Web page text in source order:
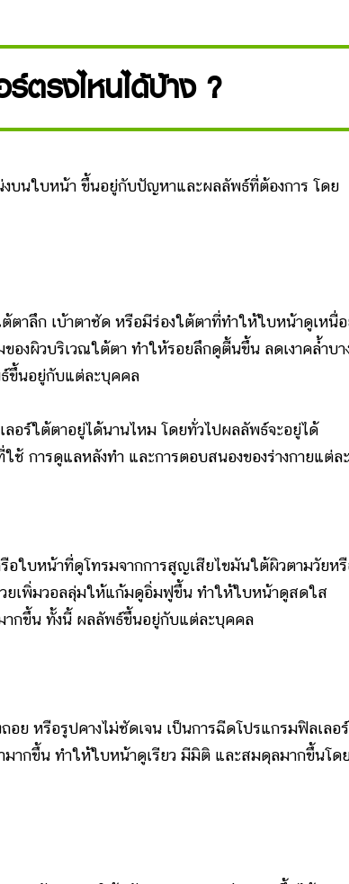
ตรงไหนได้บ้าง ?
ใบหน้า ขึ้นอยู่กับปัญหาและผลลัพธ์ที่ต้องการ โดย
ก เบ้าตาชัด หรือมีร่องใต้ตาที่ทำให้ใบหน้าดูเหนื่อ
องผิวบริเวณใต้ตา ทำให้รอยลึกดูตื้นขึ้น ลดเงาคล้ำบา
ขึ้นอยู่กับแต่ละบุคคล
ใต้ตาอยู่ได้นานไหม โดยทั่วไปผลลัพธ์จะอยู่ได้
การดูแลหลังทำ และการตอบสนองของร่างกายแต่ล
หน้าที่ดูโทรมจากการสูญเสียไขมันใต้ผิวตามวัยห
ยเพิ่มวอลลุ่มให้แก้มดูอิ่มฟูขึ้น ทำให้ใบหน้าดูสดใส
ากขึ้น ทั้งนี้ ผลลัพธ์ขึ้นอยู่กับแต่ละบุคคล
หรือรูปคางไม่ชัดเจน เป็นการฉีดโปรแกรมฟิลเลอร์
ากขึ้น ทำให้ใบหน้าดูเรียว มีมิติ และสมดุลมากขึ้นโด